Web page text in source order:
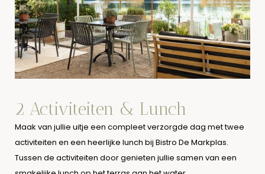
2 Activiteiten & Lunch
Maak van jullie uitje een compleet verzorgde dag met twee
activiteiten en een heerlijke lunch bij Bistro De Markplas.
Tussen de activiteiten door genieten jullie samen van een